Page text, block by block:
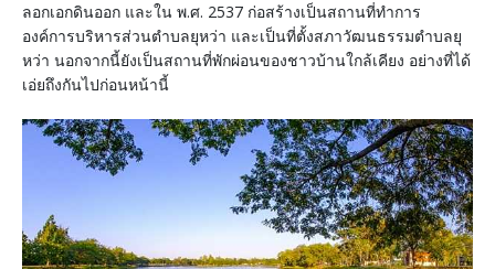
ลอกเอกดินออก และใน พ.ศ. 2537 ก่อสร้างเป็นสถานที่ทำการ
องค์การบริหารส่วนตำบลยุหว่า และเป็นที่ตั้งสภาวัฒนธรรมตำบลยุ
หว่า นอกจากนี้ยังเป็นสถานที่พักผ่อนของชาวบ้านใกล้เคียง อย่างที่ได้
เอ่ยถึงกันไปก่อนหน้านี้